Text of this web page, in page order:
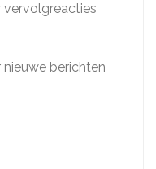
vervolgreacties
berichten